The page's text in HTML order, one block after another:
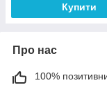
Купити
Про нас
100%